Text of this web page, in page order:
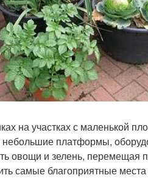
на участках с маленькой
платформы,
овощи и зелень, перемещая
самые благоприятные